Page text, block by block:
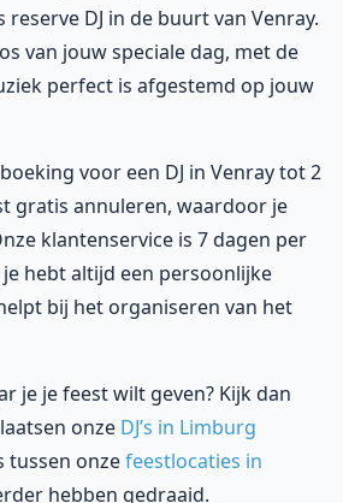
DJ in de buurt van Venray.
van jouw speciale dag, met de
perfect is afgestemd op jouw
voor een DJ in Venray tot 2
gratis annuleren, waardoor je
klantenservice is 7 dagen per
hebt altijd een persoonlijke
bij het organiseren van het
je je feest wilt geven? Kijk dan
onze DJ’s in Limburg
tussen onzefeestlocaties in
hebben gedraaid.